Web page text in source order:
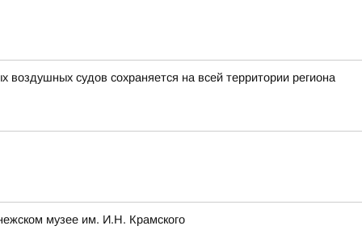
судов сохраняется на всей территории региона
музее им. И.Н. Крамского